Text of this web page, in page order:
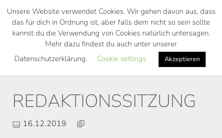
Skip
main
REDAKTIONSSITZUNG
16.12.2019
Unsere Website verwendet Cookies. Wir gehen davon aus, dass
das für dich in Ordnung ist, aber falls dem nicht so sein sollte
kannst du die Verwendung von Cookies natürlich untersagen.
Mehr dazu findest du auch unter unserer
Datenschutzerklärung.
Cookie settings Akzeptieren